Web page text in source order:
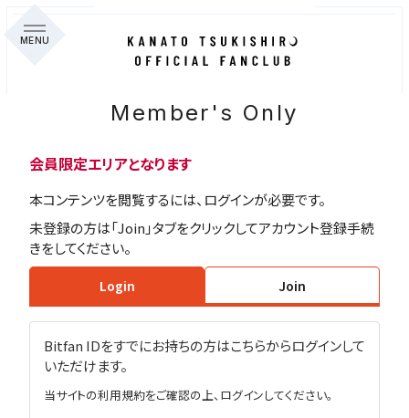
MENU
Member's Only
会員限定エリアとなります
本コンテンツを閲覧するには、ログインが必要です。
未登録の方は「Join」タブをクリックしてアカウント登録手続
きをしてください。
Login Join
Bitfan IDをすでにお持ちの方はこちらからログインして
いただけます。
当サイトの利用規約をご確認の上、ログインしてください。